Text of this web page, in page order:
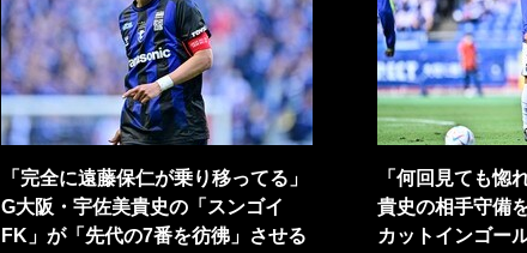
「完全に遠藤保仁が乗り移ってる」
G大阪・宇佐美貴史の「スンゴイ
FK」が「先代の7番を彷彿」させる
「何回見ても惚
貴史の相手守備
カットインゴー